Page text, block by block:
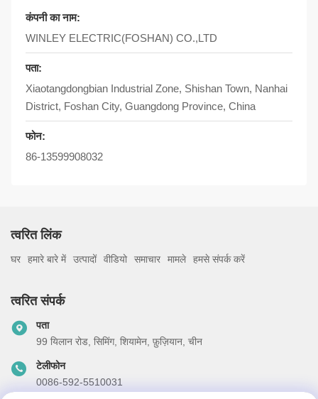
कंपनी का नाम:
WINLEY ELECTRIC(FOSHAN) CO.,LTD
पता:
Xiaotangdongbian Industrial Zone, Shishan Town, Nanhai
District, Foshan City, Guangdong Province, China
फोन:
86-13599908032
त्वरित लिंक
घर हमारे बारे में उत्पादों वीडियो समाचार मामले हमसे संपर्क करें
त्वरित संपर्क
पता
99 यिलान रोड, सिमिंग, शियामेन, फ़ुज़ियान, चीन
टेलीफोन
0086-592-5510031